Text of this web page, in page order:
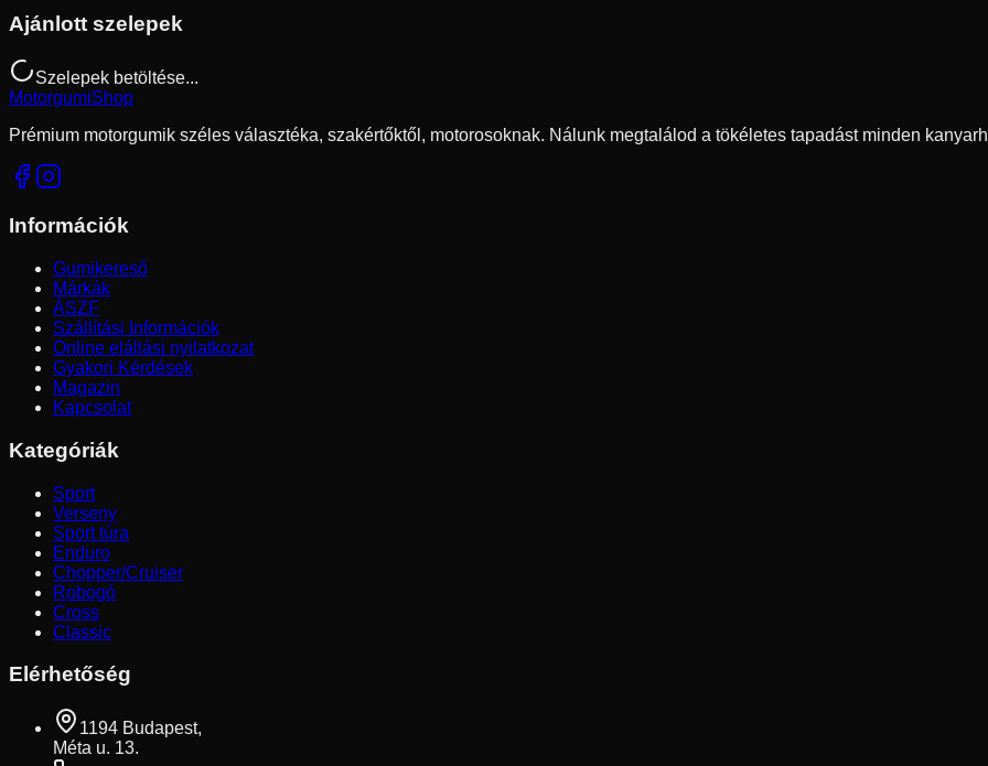
Ajánlott szelepek
Szelepek betöltése...
MotorgumiShop
Prémium motorgumik széles választéka, szakértőktől, motorosoknak. Nálunk megtalálod a tökéletes tapadást minden
Információk
Gumikereső
Márkák
ÁSZF
Szállítási Információk
Online elállási nyilatkozat
Gyakori Kérdések
Magazin
Kapcsolat
Kategóriák
Sport
Verseny
Sport túra
Enduro
Chopper/Cruiser
Robogó
Cross
Classic
Elérhetőség
1194 Budapest,
Méta u. 13.